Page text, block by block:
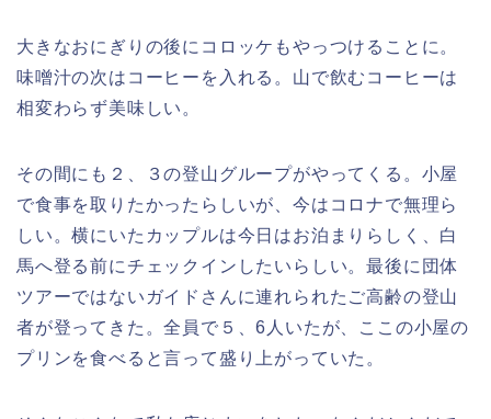
大きなおにぎりの後にコロッケもやっつけることに。
味噌汁の次はコーヒーを入れる。山で飲むコーヒーは
相変わらず美味しい。
その間にも２、３の登山グループがやってくる。小屋
で食事を取りたかったらしいが、今はコロナで無理ら
しい。横にいたカップルは今日はお泊まりらしく、白
馬へ登る前にチェックインしたいらしい。最後に団体
ツアーではないガイドさんに連れられたご高齢の登山
者が登ってきた。全員で５、6人いたが、ここの小屋の
プリンを食べると言って盛り上がっていた。